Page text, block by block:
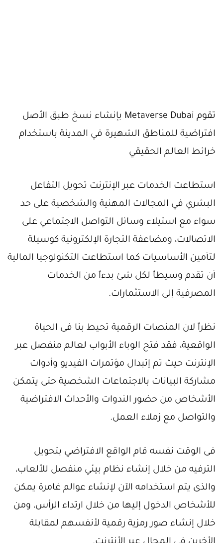
تقوم Metaverse Dubai بإنشاء نسخ طبق الأصل
افتراضية للمناطق الشهيرة في المدينة باستخدام
خرائط العالم الحقيقي
استطاعت الخدمات عبر الإنترنت تحويل التفاعل
البشري في المجالات المهنية والشخصية على حد
سواء مع استيلاء وسائل التواصل الاجتماعي على
الاتصالات، ومضاعفة التجارة الإلكترونية كوسيلة
لتأمين الأساسيات كما استطاعت التكنولوجيا المالية
أن تقدم وسيطاً لكل شئ بدءاً من الخدمات
المصرفية إلى الاستثمارات.
نظراً لان المنصات الرقمية تحيط بنا فى الحياة
الواقعية، فقد فتح الوباء الأبواب لعالم منفصل عبر
الإنترنت حيث تم اٍتبدال مؤتمرات الفيديو وأدوات
مشاركة البيانات بالاجتماعات الشخصية حتى يتمكن
الأشخاص من حضور الندوات والأحداث الافتراضية
والتواصل مع زملاء العمل.
فى الوقت نفسه قام الواقع الافتراضي بتحويل
الترفيه من خلال إنشاء نظام بيئي منفصل للألعاب،
والذى يتم استخدامه الآن لإنشاء عوالم غامرة يمكن
للأشخاص الدخول إليها من خلال ارتداء الرأس، ومن
خلال إنشاء صور رمزية رقمية لأنفسهم لمقابلة